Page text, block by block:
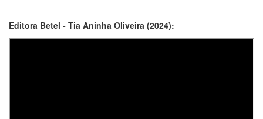
Editora Betel - Tia Aninha Oliveira (2024):